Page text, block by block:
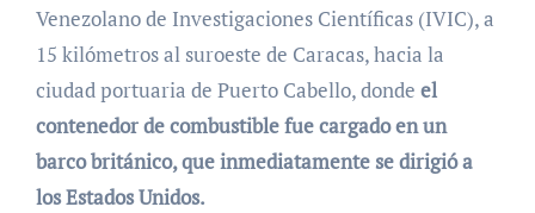
Venezolano de Investigaciones Científicas (IVIC), a
15 kilómetros al suroeste de Caracas, hacia la
ciudad portuaria de Puerto Cabello, donde el
contenedor de combustible fue cargado en un
barco británico, que inmediatamente se dirigió a
los Estados Unidos.